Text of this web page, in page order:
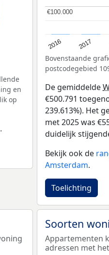
en
op
2016 2017
€100.000
€100.000
Bovenstaande
postcodegebied
De gemiddelde
€500.791
239.613%). Het
met 2025 was
duidelijk
Bekijk ook de
Amsterdam.
Toelichting
Soorten
Appartementen
adressen met